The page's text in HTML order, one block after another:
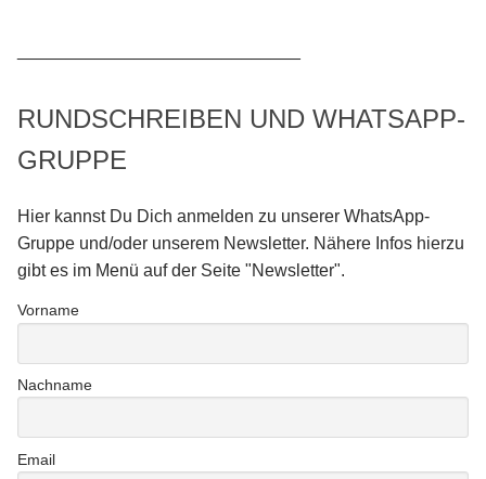
RUNDSCHREIBEN UND WHATSAPP-
GRUPPE
Hier kannst Du Dich anmelden zu unserer WhatsApp-
Gruppe und/oder unserem Newsletter. Nähere Infos hierzu
gibt es im Menü auf der Seite "Newsletter".
Vorname
Nachname
Email